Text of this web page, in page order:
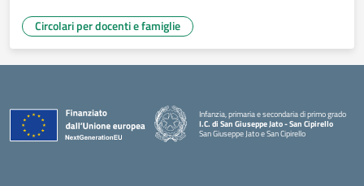
Circolari per docenti e famiglie
Infanzia, primaria e secondaria di primo grado
I.C. di San Giuseppe Jato - San Cipirello
San Giuseppe Jato e San Cipirello